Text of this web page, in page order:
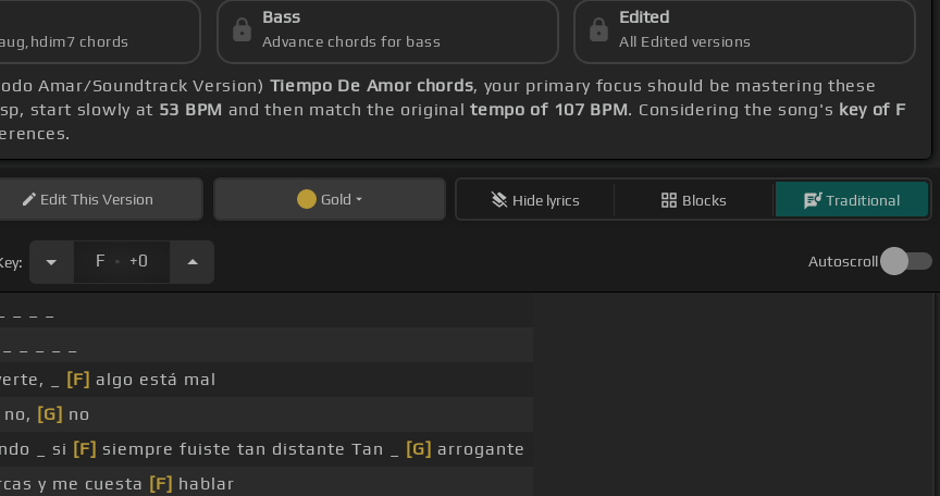
chords
Bass
Advance chords for bass
Edited
All Edited versions
Amar/Soundtrack Version) Tiempo De Amor chords, your primary focus should be mastering these
start slowly at 53 BPM and then match the originaltempo of 107 BPM. Considering the song's key of F
EditThis Version Gold Hide lyrics Blocks Traditional
F . +0 Autoscroll
_ [F] algo está mal
[G] no
_ si [F] siempre fuiste tan distante Tan _ [G] arrogante
y me cuesta [F] hablar